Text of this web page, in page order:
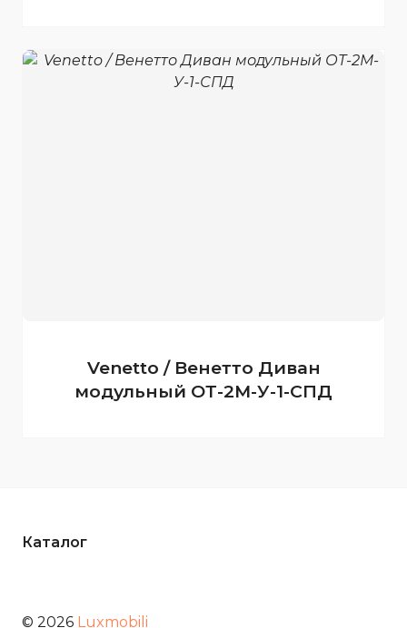
Venetto / Венетто Диван
модульный ОТ-2М-У-1-СПД
Каталог
© 2026 Luxmobili